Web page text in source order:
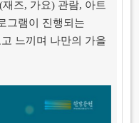
즈, 가요) 관람, 아트
그램이 진행되는
느끼며 나만의 가을